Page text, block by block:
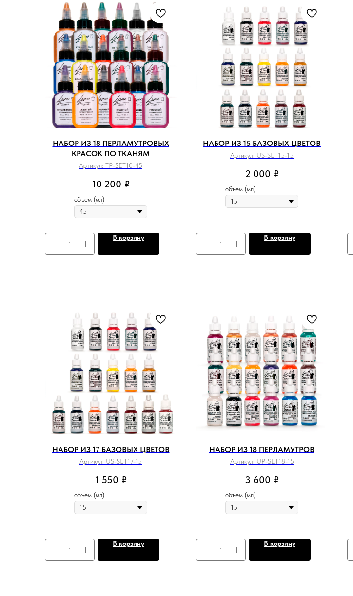
НАБОР ИЗ 18 ПЕРЛАМУТРОВЫХ
КРАСОК ПО ТКАНЯМ
Артикул: TP-SET10-45
10 200 ₽
объем (мл)
В корзину
НАБОР ИЗ 15 БАЗОВЫХ ЦВЕТОВ
Артикул: US-SET15-15
2 000 ₽
объем (мл)
В корзину
НАБОР ИЗ 17 БАЗОВЫХ ЦВЕТОВ
Артикул: US-SET17-15
1 550 ₽
объем (мл)
В корзину
НАБОР ИЗ 18 ПЕРЛАМУТРОВ
Артикул: UP-SET18-15
3 600 ₽
объем (мл)
В корзину